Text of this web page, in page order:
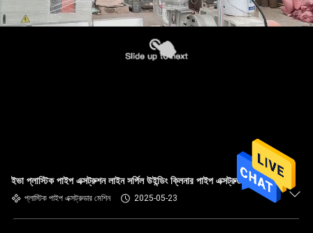
ইভা প্লাস্টিক পাইপ এক্সট্রুশন লাইন সর্পিল উইন্ডিং ক্লিনার পাইপ এক্সট্রুডার মেশিন
প্লাস্টিক পাইপ এক্সট্রুডার মেশিন 2025-05-23